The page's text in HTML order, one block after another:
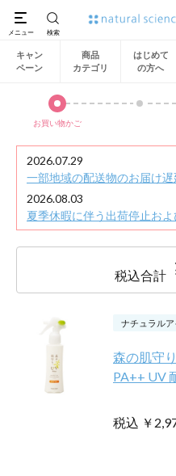
キャン
ペーン
商品
カテゴリ
はじめて
の方へ
お買い物かご
2026.07.29
一部地域の配送物のお届け遅
2026.08.03
夏季休暇に伴う出荷停止お
税込合計
ナチュラル
森の肌守
PA++ UV
税込 ￥